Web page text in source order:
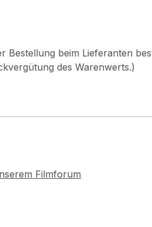
beim Lieferanten
des Warenwerts.)
Filmforum